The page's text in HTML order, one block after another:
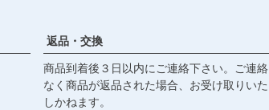
返品・交換
商品到着後３日以内にご連絡下さい。ご連絡
なく商品が返品された場合、お受け取りいた
しかねます。